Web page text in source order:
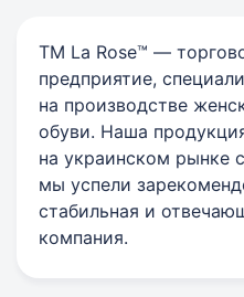
ТМ La Rose™ —
предприятие,
на производстве
обуви. Наша
на украинском рынке
мы успели
стабильная и
компания.